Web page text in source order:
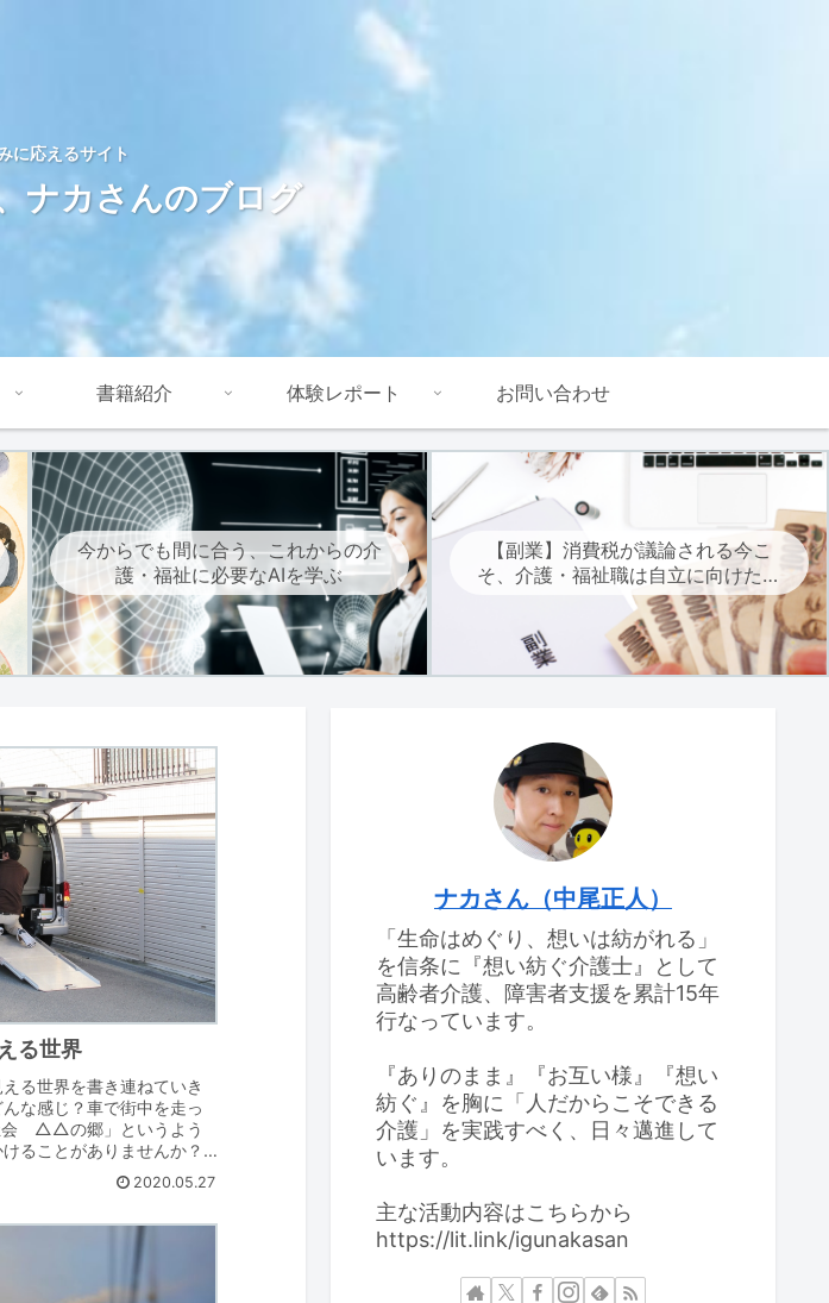
に応えるサイト
ナカさんのブログ
書籍紹介 体験レポート お問い合わせ
今からでも間に合う、これからの介
護・福祉に必要なAIを学ぶ
【副業】消費税が議論される今こ
そ、介護・福祉職は自立に向けた副
業を考えよう
る世界
る世界を書き連ねていき
な感じ？車で街中を走っ
会 △△の郷」というよう
ることがありませんか？
者福祉サービスを提供す...
2020.05.27
ナカさん（中尾正人）
「生命はめぐり、想いは紡がれる」
を信条に『想い紡ぐ介護士』として
高齢者介護、障害者支援を累計15年
行なっています。
『ありのまま』『お互い様』『想い
紡ぐ』を胸に「人だからこそできる
介護」を実践すべく、日々邁進して
います。
主な活動内容はこちらから
https://lit.link/igunakasan